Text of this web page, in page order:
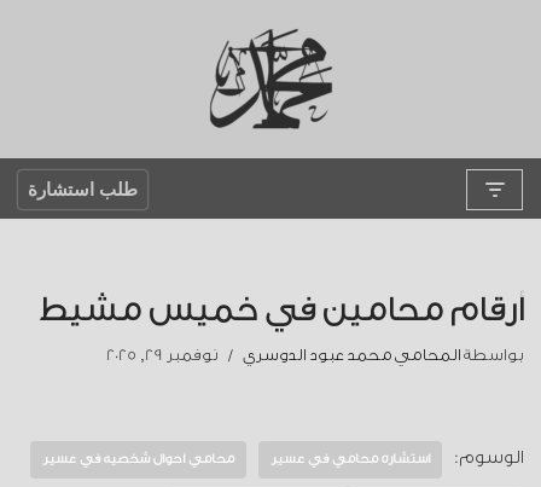
طلب استشارة
أرقام محامين في خميس مشيط
بواسطة المحامي محمد عبود الدوسري نوفمبر 29, 2025
الوسوم: استشارة محامي في عسير محامي أحوال شخصية في عسير